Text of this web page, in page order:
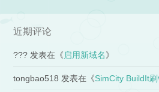
近期评论
??? 发表在《启用新域名》
tongbao518 发表在《SimCity BuildIt